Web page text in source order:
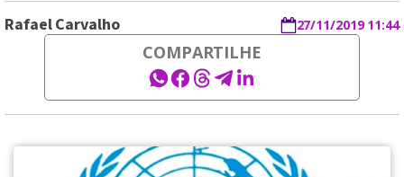
Rafael Carvalho 27/11/2019 11:44
COMPARTILHE